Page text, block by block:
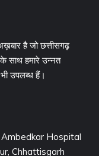
है जो छत्तीसगढ़
साथ हमारे उन्नत
उपलब्ध हैं।
Hospital
Chhattisgarh